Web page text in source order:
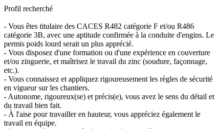
Profil recherché
- Vous êtes titulaire des CACES R482 catégorie F et/ou R486
catégorie 3B, avec une aptitude confirmée à la conduite d'engins. Le
permis poids lourd serait un plus apprécié.
- Vous disposez d'une formation ou d'une expérience en couverture
et/ou zinguerie, et maîtrisez le travail du zinc (soudure, façonnage,
etc.).
- Vous connaissez et appliquez rigoureusement les règles de sécurité
en vigueur sur les chantiers.
- Autonome, rigoureux(se) et précis(e), vous avez le sens du détail et
du travail bien fait.
- À l'aise pour travailler en hauteur, vous appréciez également le
travail en équipe.